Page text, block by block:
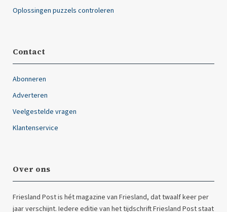
Oplossingen puzzels controleren
Contact
Abonneren
Adverteren
Veelgestelde vragen
Klantenservice
Over ons
Friesland Post is hét magazine van Friesland, dat twaalf keer per
jaar verschijnt. Iedere editie van het tijdschrift Friesland Post staat